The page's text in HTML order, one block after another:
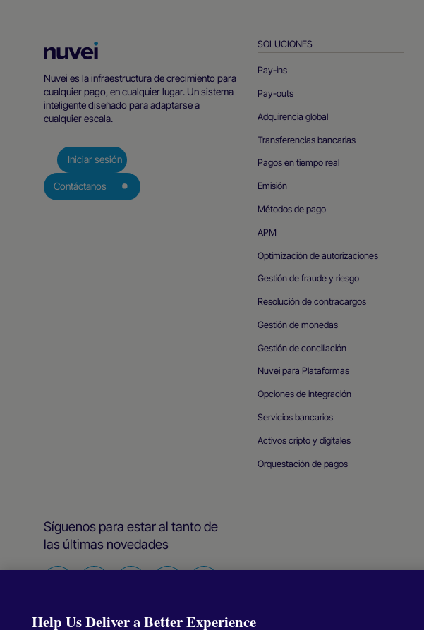
Página
de
Nuvei
Nuvei es la infraestructura de crecimiento para
cualquier pago, en cualquier lugar. Un sistema
inteligente diseñado para adaptarse a
cualquier escala.
Iniciar sesión
Contáctanos
Síguenos para estar al tanto de
las últimas novedades
Facebook
Twitter InstagramLinkedInYouTube
SOLUCIONES
Pay-ins
Pay-outs
Adquirencia global
Transferencias bancarias
Pagos en tiempo real
Emisión
Métodos de pago
APM
Optimización de autorizaciones
Gestión de fraude y riesgo
Resolución de contracargos
Gestión de monedas
Gestión de conciliación
Nuvei para Plataformas
Opciones de integración
Servicios bancarios
Activos cripto y digitales
Orquestación de pagos
Help Us Deliver a Better Experience